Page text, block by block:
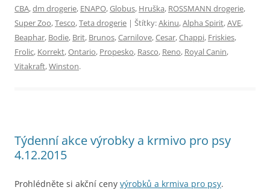
CBA,dm drogerie, ENAPO,Globus, Hruška, ROSSMANN drogerie,
Super Zoo,Tesco,Teta drogerie | Štítky:Akinu,Alpha Spirit,AVE,
Beaphar, Bodie, Brit, Brunos,Carnilove,Cesar,Chappi, Friskies,
Frolic, Korrekt,Ontario, Propesko, Rasco, Reno, Royal Canin,
Vitakraft,Winston.
Týdenní akce výrobky a krmivo pro psy
4.12.2015
Prohlédněte si akční ceny výrobků a krmiva pro psy.